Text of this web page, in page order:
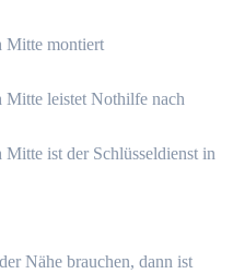
Mitte montiert
Mitte leistet Nothilfe nach
ist der Schlüsseldienst in
Nähe brauchen, dann ist